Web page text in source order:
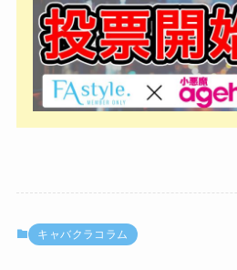
キャバクラコラム